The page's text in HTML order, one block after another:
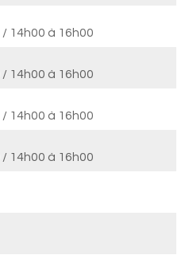
/ 14h00 à 16h00
/ 14h00 à 16h00
/ 14h00 à 16h00
/ 14h00 à 16h00